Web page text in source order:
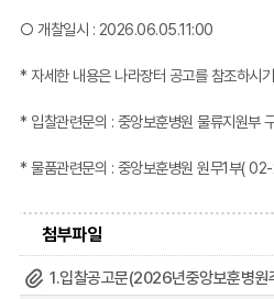
○ 개찰일시 : 2026.06.05.11:00
* 자세한 내용은 나라장터 공고를 참조하시
* 입찰관련문의 : 중앙보훈병원 물류지원부
* 물품관련문의 : 중앙보훈병원 원무1부(
첨부파일